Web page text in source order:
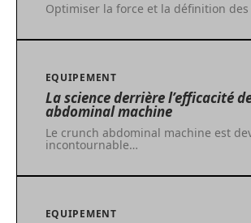
Optimiser la force et la définition
EQUIPEMENT
La science derrière l’efficacité
abdominal machine
Le crunch abdominal machine est
incontournable…
EQUIPEMENT